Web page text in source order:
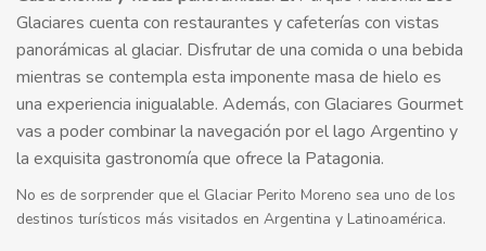
Glaciares cuenta con restaurantes y cafeterías con vistas
panorámicas al glaciar. Disfrutar de una comida o una bebida
mientras se contempla esta imponente masa de hielo es
una experiencia inigualable. Además, con Glaciares Gourmet
vas a poder combinar la navegación por el lago Argentino y
la exquisita gastronomía que ofrece la Patagonia.
No es de sorprender que el Glaciar Perito Moreno sea uno de los
destinos turísticos más visitados en Argentina y Latinoamérica.